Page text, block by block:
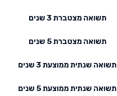
תשואה מצטברת 3 שנים
תשואה מצטברת 5 שנים
תשואה שנתית ממוצעת 3 שנים
תשואה שנתית ממוצעת 5 שנים